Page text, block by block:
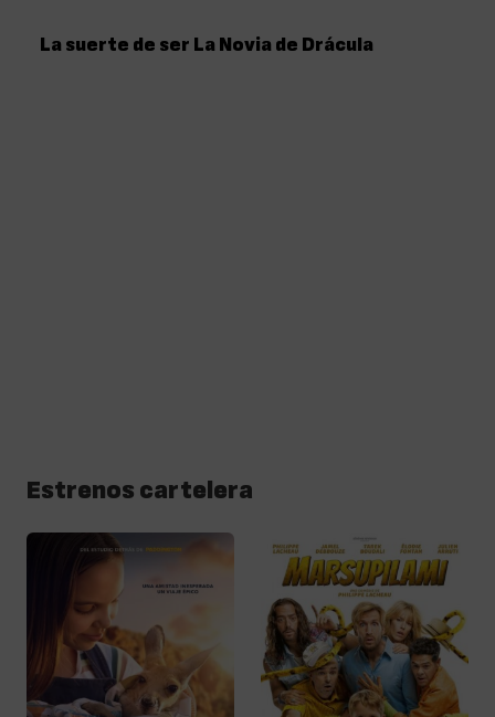
La suerte de ser La Novia de Drácula
Estrenos cartelera